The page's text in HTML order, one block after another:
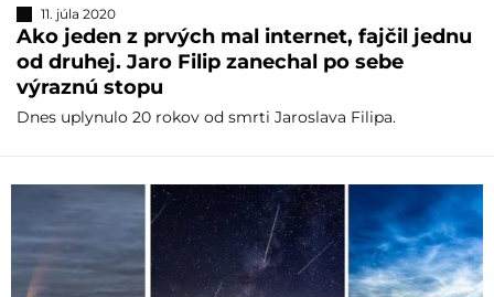
11. júla 2020
Ako jeden z prvých mal internet, fajčil jednu
od druhej. Jaro Filip zanechal po sebe
výraznú stopu
Dnes uplynulo 20 rokov od smrti Jaroslava Filipa.